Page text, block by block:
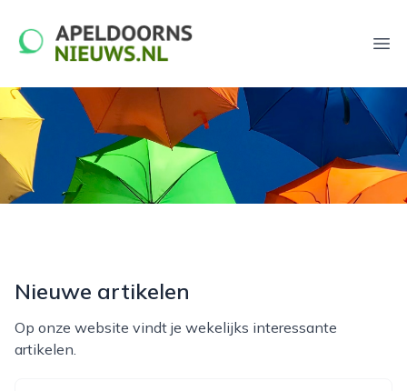
apeldoornsnieuws.nl
Nieuwe artikelen
Op onze website vindt je wekelijks interessante
artikelen.